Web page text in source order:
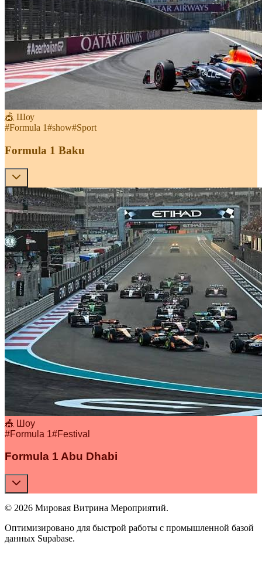
🎪 Шоу
#Formula 1#show#Sport
Formula 1 Baku
🎪 Шоу
#Formula 1#Festival
Formula 1 Abu Dhabi
© 2026 Мировая Витрина Мероприятий.
Оптимизировано для быстрой работы с промышленной базой
данных Supabase.